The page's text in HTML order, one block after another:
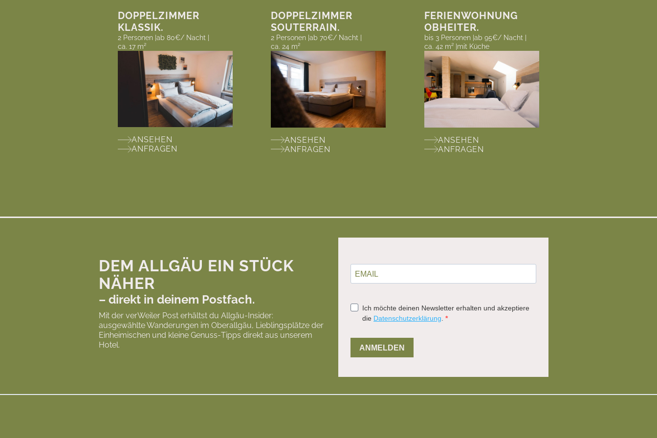
DOPPELZIMMER
KLASSIK.
2 Personen |ab 80€/ Nacht |
ca. 17 m²
ANSEHEN
ANFRAGEN
DOPPELZIMMER
SOUTERRAIN.
2 Personen |ab 70€/ Nacht |
ca. 24 m²
ANSEHEN
ANFRAGEN
FERIENWOHNUNG
OBHEITER.
bis 3 Personen | ab 95€/ Nacht |
ca. 42 m² | mit Küche
ANSEHEN
ANFRAGEN
DEM ALLGÄU EIN STÜCK
NÄHER
– direkt in deinem Postfach.
Mit der verWeiler Post erhältst du Allgäu‑Insider:
ausgewählte Wanderungen im Oberallgäu, Lieblingsplätze der
Einheimischen und kleine Genuss‑Tipps direkt aus unserem
Hotel.